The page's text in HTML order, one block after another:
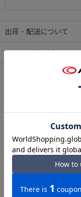
出荷・配送について
アフターサービス
シリーズについ
ンコならではのク
ドアイテム。
オロビアンコ ベ